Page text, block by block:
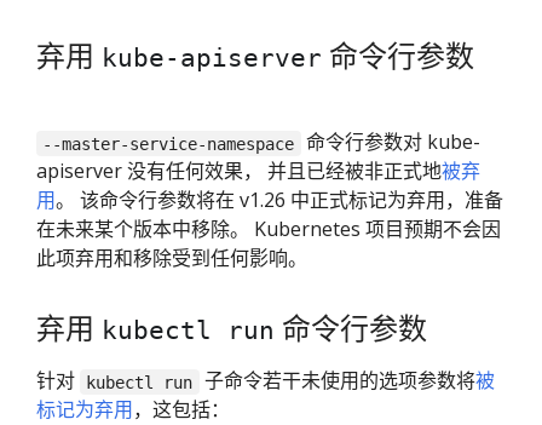
弃用 kube-apiserver 命令行参数
--master-service-namespace
命令行参数对 kube-
apiserver 没有任何效果， 并且已经被非正式地被弃
用。 该命令行参数将在 v1.26 中正式标记为弃用，准备
在未来某个版本中移除。 Kubernetes 项目预期不会因
此项弃用和移除受到任何影响。
弃用 kubectl run 命令行参数
针对 kubectl run 子命令若干未使用的选项参数将被
标记为弃用，这包括：